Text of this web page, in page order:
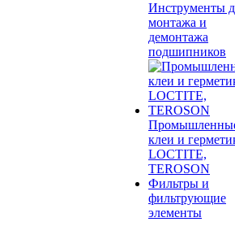
Инструменты
монтажа и
демонтажа
подшипников
клеи и
LOCTITE,
TEROSON
Фильтры и
фильтрующие
элементы